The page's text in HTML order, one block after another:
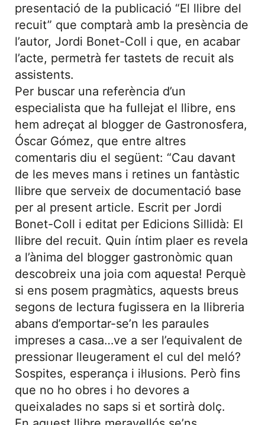
presentació de la publicació “El llibre del
recuit” que comptarà amb la presència de
l’autor, Jordi Bonet-Coll i que, en acabar
l’acte, permetrà fer tastets de recuit als
assistents.
Per buscar una referència d’un
especialista que ha fullejat el llibre, ens
hem adreçat al blogger de Gastronosfera,
Óscar Gómez, que entre altres
comentaris diu el següent: “Cau davant
de les meves mans i retines un fantàstic
llibre que serveix de documentació base
per al present article. Escrit per Jordi
Bonet-Coll i editat per Edicions Sillidà: El
llibre del recuit. Quin íntim plaer es revela
a l’ànima del blogger gastronòmic quan
descobreix una joia com aquesta! Perquè
si ens posem pragmàtics, aquests breus
segons de lectura fugissera en la llibreria
abans d’emportar-se’n les paraules
impreses a casa…ve a ser l’equivalent de
pressionar lleugerament el cul del meló?
Sospites, esperança i il·lusions. Però fins
que no ho obres i ho devores a
queixalades no saps si et sortirà dolç.